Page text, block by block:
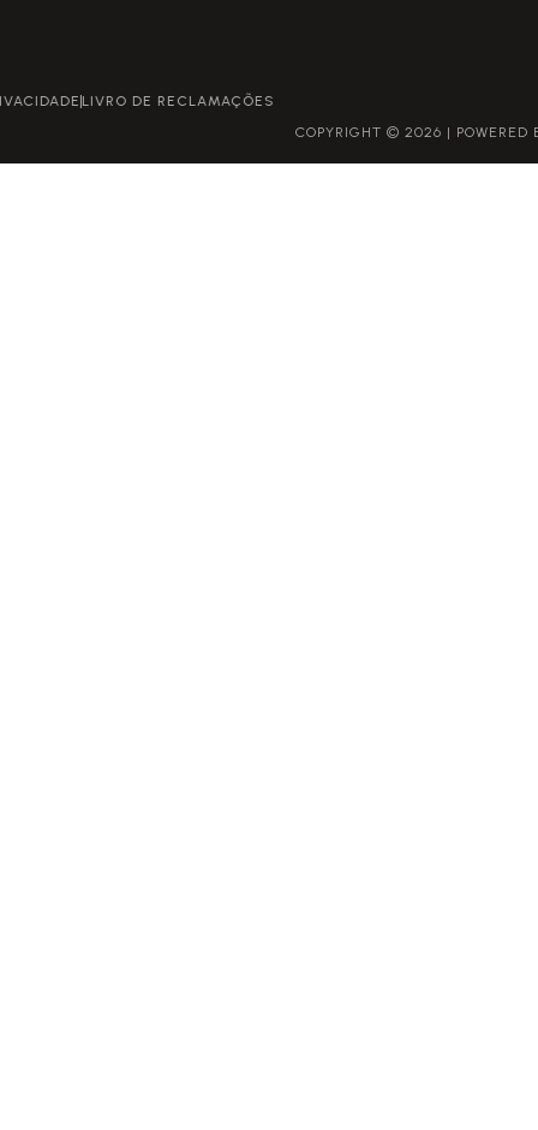
POLÍTICA DE PRIVACIDADELIVRO DE RECLAMAÇÕES
COPYRIGHT © 2026 | POWERED BY GROWME